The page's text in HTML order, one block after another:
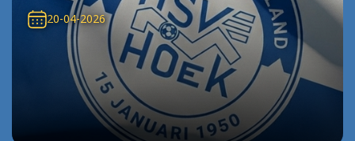
20-04-2026